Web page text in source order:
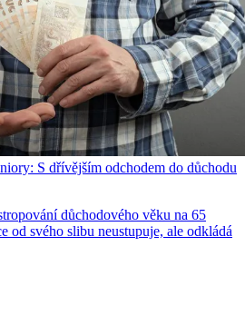
S dřívějším odchodem do důchodu
důchodového věku na 65
od svého slibu neustupuje, ale odkládá